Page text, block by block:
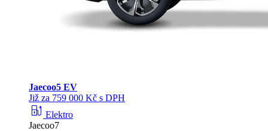
Jaecoo5 EV
Již za 759 000 Kč s DPH
ev_station Elektro
Jaecoo7